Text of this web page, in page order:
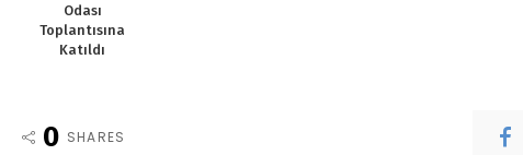
Odası
Toplantısına
Katıldı
0 SHARES